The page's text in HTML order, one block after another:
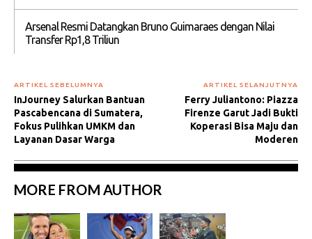
Arsenal Resmi Datangkan Bruno Guimaraes dengan Nilai
Transfer Rp1,8 Triliun
ARTIKEL SEBELUMNYA
InJourney Salurkan Bantuan
Pascabencana di Sumatera,
Fokus Pulihkan UMKM dan
Layanan Dasar Warga
ARTIKEL SELANJUTNYA
Ferry Juliantono: Piazza
Firenze Garut Jadi Bukti
Koperasi Bisa Maju dan
Moderen
MORE FROM AUTHOR